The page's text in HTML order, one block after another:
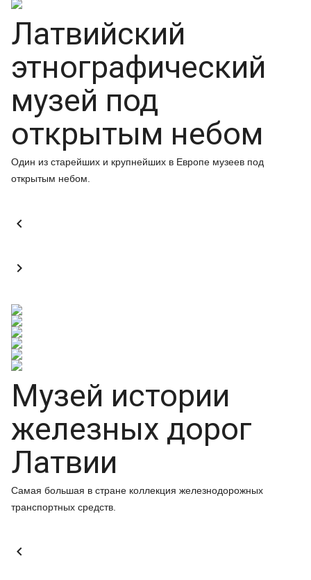
Латвийский
этнографический
музей под
открытым небом
Один из старейших и крупнейших в Европе музеев под
открытым небом.


Музей истории
железных дорог
Латвии
Самая большая в стране коллекция железнодорожных
транспортных средств.
